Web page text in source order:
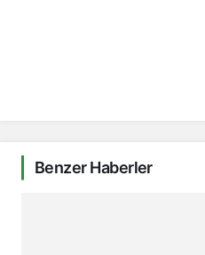
Benzer Haberler